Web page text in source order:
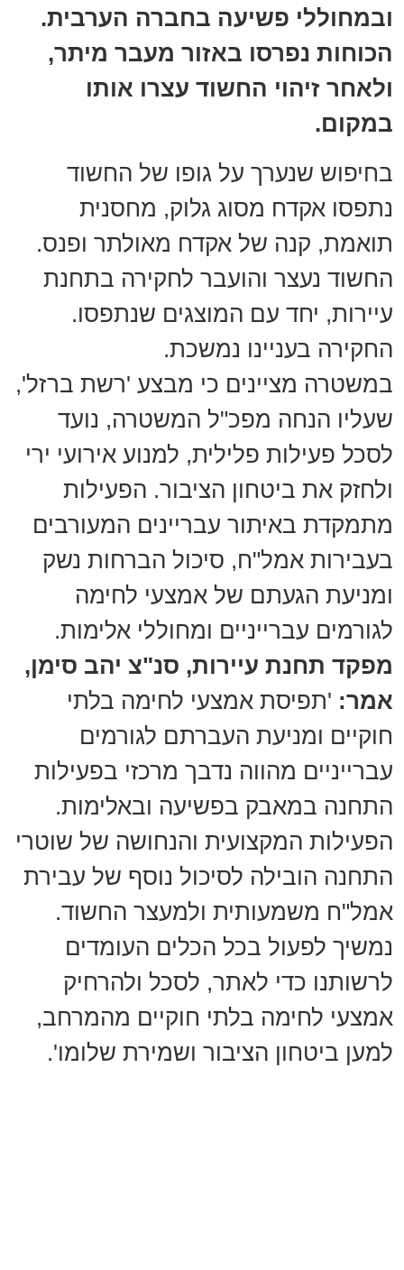
ובמחוללי פשיעה בחברה הערבית.
הכוחות נפרסו באזור מעבר מיתר,
ולאחר זיהוי החשוד עצרו אותו
במקום.
בחיפוש שנערך על גופו של החשוד
נתפסו אקדח מסוג גלוק, מחסנית
תואמת, קנה של אקדח מאולתר ופנס.
החשוד נעצר והועבר לחקירה בתחנת
עיירות, יחד עם המוצגים שנתפסו.
החקירה בעניינו נמשכת.
במשטרה מציינים כי מבצע 'רשת ברזל',
שעליו הנחה מפכ"ל המשטרה, נועד
לסכל פעילות פלילית, למנוע אירועי ירי
ולחזק את ביטחון הציבור. הפעילות
מתמקדת באיתור עבריינים המעורבים
בעבירות אמל"ח, סיכול הברחות נשק
ומניעת הגעתם של אמצעי לחימה
לגורמים עברייניים ומחוללי אלימות.
מפקד תחנת עיירות, סנ"צ יהב סימן,
אמר: 'תפיסת אמצעי לחימה בלתי
חוקיים ומניעת העברתם לגורמים
עברייניים מהווה נדבך מרכזי בפעילות
התחנה במאבק בפשיעה ובאלימות.
הפעילות המקצועית והנחושה של שוטרי
התחנה הובילה לסיכול נוסף של עבירת
אמל"ח משמעותית ולמעצר החשוד.
נמשיך לפעול בכל הכלים העומדים
לרשותנו כדי לאתר, לסכל ולהרחיק
אמצעי לחימה בלתי חוקיים מהמרחב,
למען ביטחון הציבור ושמירת שלומו'.